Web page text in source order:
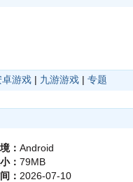
卓游戏 | 九游游戏 | 专题
： Android
： 79MB
： 2026-07-10